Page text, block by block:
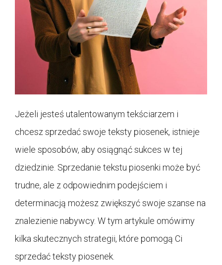
Jeżeli jesteś utalentowanym tekściarzem i
chcesz sprzedać swoje teksty piosenek, istnieje
wiele sposobów, aby osiągnąć sukces w tej
dziedzinie. Sprzedanie tekstu piosenki może być
trudne, ale z odpowiednim podejściem i
determinacją możesz zwiększyć swoje szanse na
znalezienie nabywcy. W tym artykule omówimy
kilka skutecznych strategii, które pomogą Ci
sprzedać teksty piosenek.